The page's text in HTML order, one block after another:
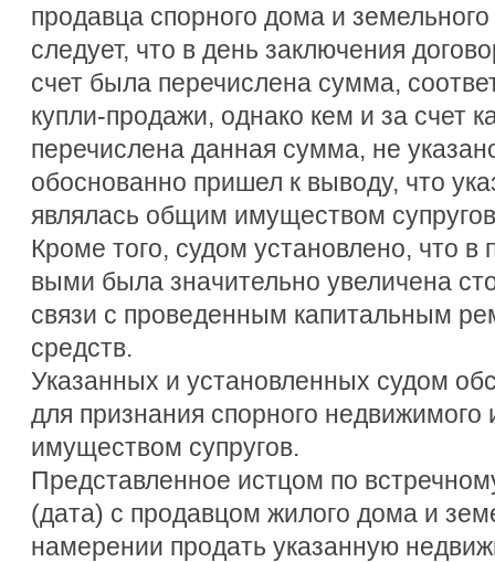
продавца спорного дома и земельного
следует, что в день заключения
счет была перечислена сумма,
купли-продажи, однако кем и за счет
перечислена данная сумма, не
обоснованно пришел к выводу, что
являлась общим имуществом
Кроме того, судом установлено, что
выми была значительно увеличена
связи с проведенным капитальным
средств.
Указанных и установленных судом
для признания спорного
имуществом супругов.
Представленное истцом по
(дата) с продавцом жилого дома и
намерении продать указанную